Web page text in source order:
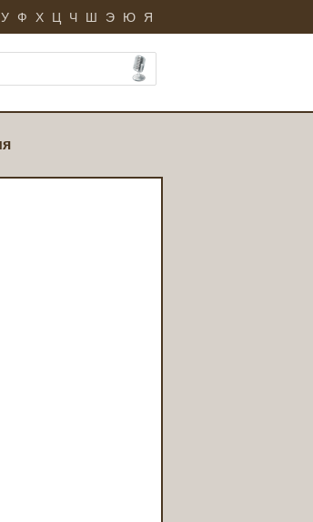
У Ф Х Ц Ч Ш Э Ю Я